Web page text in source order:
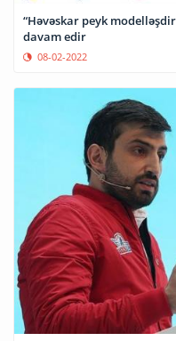
“Həvəskar peyk
davam edir
08-02-2022